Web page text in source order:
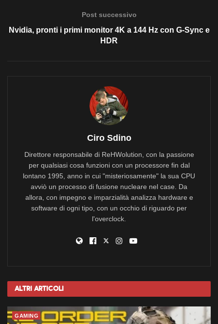
Post successivo
Nvidia, pronti i primi monitor 4K a 144 Hz con G-Sync e
HDR
Ciro Sdino
Direttore responsabile di ReHWolution, con la passione
per qualsiasi cosa funzioni con un processore fin dal
lontano 1995, anno in cui "misteriosamente" la sua CPU
avviò un processo di fusione nucleare nel case. Da
allora, con impegno e imparzialità analizza hardware e
software di ogni tipo, con un occhio di riguardo per
l'overclock.
Altri Articoli
GAMING